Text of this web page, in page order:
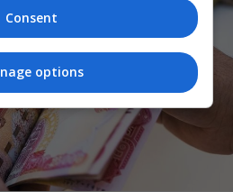
Consent
options